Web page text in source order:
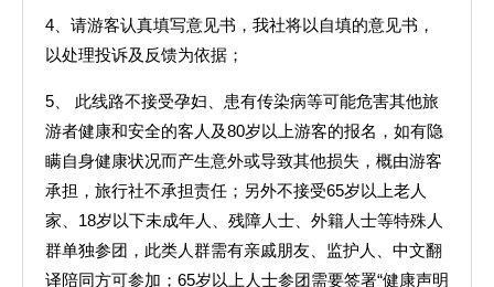
4、请游客认真填写意见书，我社将以自填的意见书，
以处理投诉及反馈为依据；
5、 此线路不接受孕妇、患有传染病等可能危害其他旅
游者健康和安全的客人及80岁以上游客的报名，如有隐
瞒自身健康状况而产生意外或导致其他损失，概由游客
承担，旅行社不承担责任；另外不接受65岁以上老人
家、18岁以下未成年人、残障人士、外籍人士等特殊人
群单独参团，此类人群需有亲戚朋友、监护人、中文翻
译陪同方可参加；65岁以上人士参团需要签署“健康声明